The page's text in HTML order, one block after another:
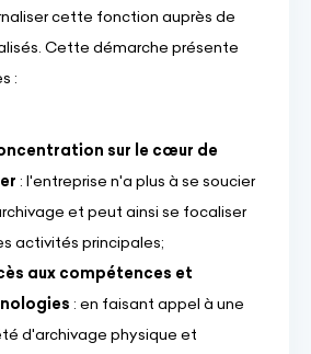
cette fonction auprès de
Cette démarche présente
:
sur le cœur de
: l'entreprise n'a plus à se soucier
et peut ainsi se focaliser
activités principales;
aux compétences et
: en faisant appel à une
d'archivage physique et